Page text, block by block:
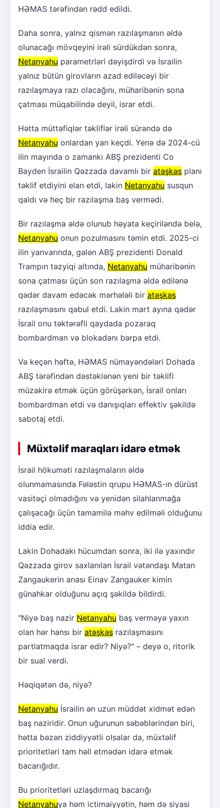
HƏMAS tərəfindən rədd edildi.
Daha sonra, yalnız qismən razılaşmanın əldə
olunacağı mövqeyini irəli sürdükdən sonra,
Netanyahu parametrləri dəyişdirdi və İsrailin
yalnız bütün girovların azad ediləcəyi bir
razılaşmaya razı olacağını, müharibənin sona
çatması müqabilində deyil, israr etdi.
Hətta müttəfiqlər təkliflər irəli sürəndə də
Netanyahu onlardan yan keçdi. Yenə də 2024-cü
ilin mayında o zamankı ABŞ prezidenti Co
Bayden İsrailin Qəzzada davamlı bir atəşkəs planı
təklif etdiyini elan etdi, lakin Netanyahu susqun
qaldı və heç bir razılaşma baş vermədi.
Bir razılaşma əldə olunub həyata keçiriləndə belə,
Netanyahu onun pozulmasını təmin etdi. 2025-ci
ilin yanvarında, gələn ABŞ prezidenti Donald
Trampın təzyiqi altında, Netanyahu müharibənin
sona çatması üçün son razılaşma əldə edilənə
qədər davam edəcək mərhələli bir atəşkəs
razılaşmasını qəbul etdi. Lakin mart ayına qədər
İsrail onu təktərəfli qaydada pozaraq
bombardman və blokadanı bərpa etdi.
Və keçən həftə, HƏMAS nümayəndələri Dohada
ABŞ tərəfindən dəstəklənən yeni bir təklifi
müzakirə etmək üçün görüşərkən, İsrail onları
bombardman etdi və danışıqları effektiv şəkildə
sabotaj etdi.
Müxtəlif maraqları idarə etmək
İsrail hökuməti razılaşmaların əldə
olunmamasında Fələstin qrupu HƏMAS-ın dürüst
vasitəçi olmadığını və yenidən silahlanmağa
çalışacağı üçün tamamilə məhv edilməli olduğunu
iddia edir.
Lakin Dohadakı hücumdan sonra, iki ilə yaxındır
Qəzzada girov saxlanılan İsrail vətəndaşı Matan
Zangaukerin anası Einav Zangauker kimin
günahkar olduğunu açıq şəkildə bildirdi.
"Niyə baş nazir Netanyahu baş verməyə yaxın
olan hər hansı bir atəşkəs razılaşmasını
partlatmaqda israr edir? Niyə?" – deyə o, ritorik
bir sual verdi.
Həqiqətən də, niyə?
Netanyahu İsrailin ən uzun müddət xidmət edən
baş naziridir. Onun uğurunun səbəblərindən biri,
hətta bəzən ziddiyyətli olsalar da, müxtəlif
prioritetləri tam həll etmədən idarə etmək
bacarığıdır.
Bu prioritetləri uzlaşdırmaq bacarığı
Netanyahuya həm ictimaiyyətin, həm də siyasi